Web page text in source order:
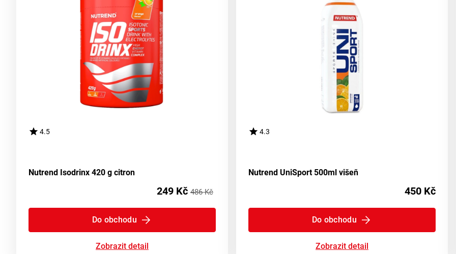
4.5
Nutrend Isodrinx 420 g citron
249 Kč 486 Kč
Do obchodu
Zobrazit detail
4.3
Nutrend UniSport 500ml višeň
450 Kč
Do obchodu
Zobrazit detail